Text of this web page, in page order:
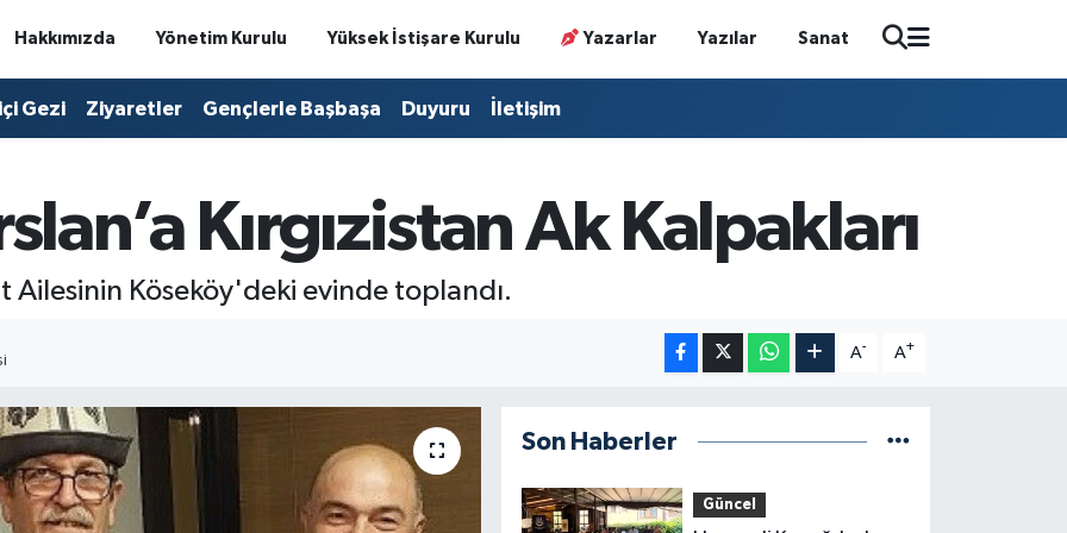
Hakkımızda Yönetim Kurulu Yüksek İstişare Kurulu Yazarlar Yazılar Sanat
Gezi Ziyaretler Gençlerle Başbaşa Duyuru İletişim
Kırgızistan Ak Kalpakları
Köseköy'deki evinde toplandı.
A- A+
Son Haberler
Güncel